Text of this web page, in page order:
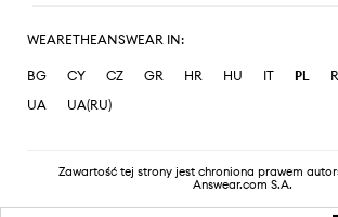
WEARETHEANSWEAR IN:
BG CY CZ GR HR HU IT PL
UA
UA(RU)
Zawartość tej strony jest chroniona prawem
Answear.com S.A.